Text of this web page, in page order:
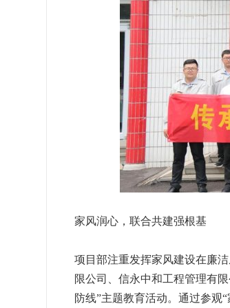
家风润心，联合共建强根基
项目部注重发挥家风建设在廉
限公司、信永中和工程管理有
防线”主题教育活动。通过参观